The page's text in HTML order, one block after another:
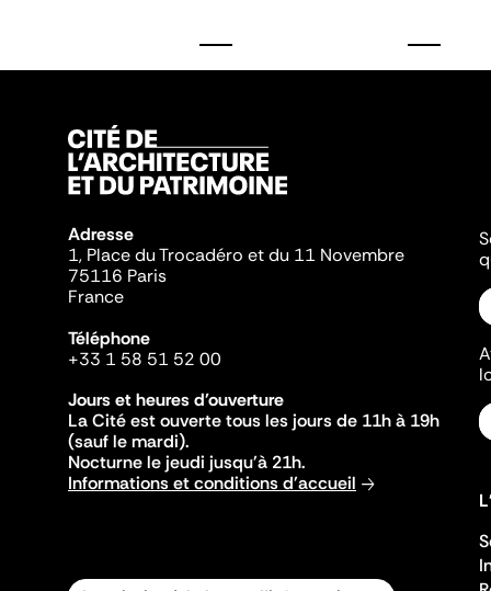
Adresse
1, Place du Trocadéro et du 11 Novembre
75116 Paris
France
Téléphone
+33 1 58 51 52 00
Jours et heures d'ouverture
La Cité est ouverte tous les jours de 11h à 19h
(sauf le mardi).
Nocturne le jeudi jusqu'à 21h.
Informations et conditions d'accueil